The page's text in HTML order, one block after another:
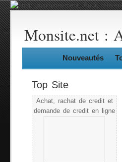
Monsite.net :
Nouveautés
Top Site
Achat, rachat de credit et
demande de credit en ligne